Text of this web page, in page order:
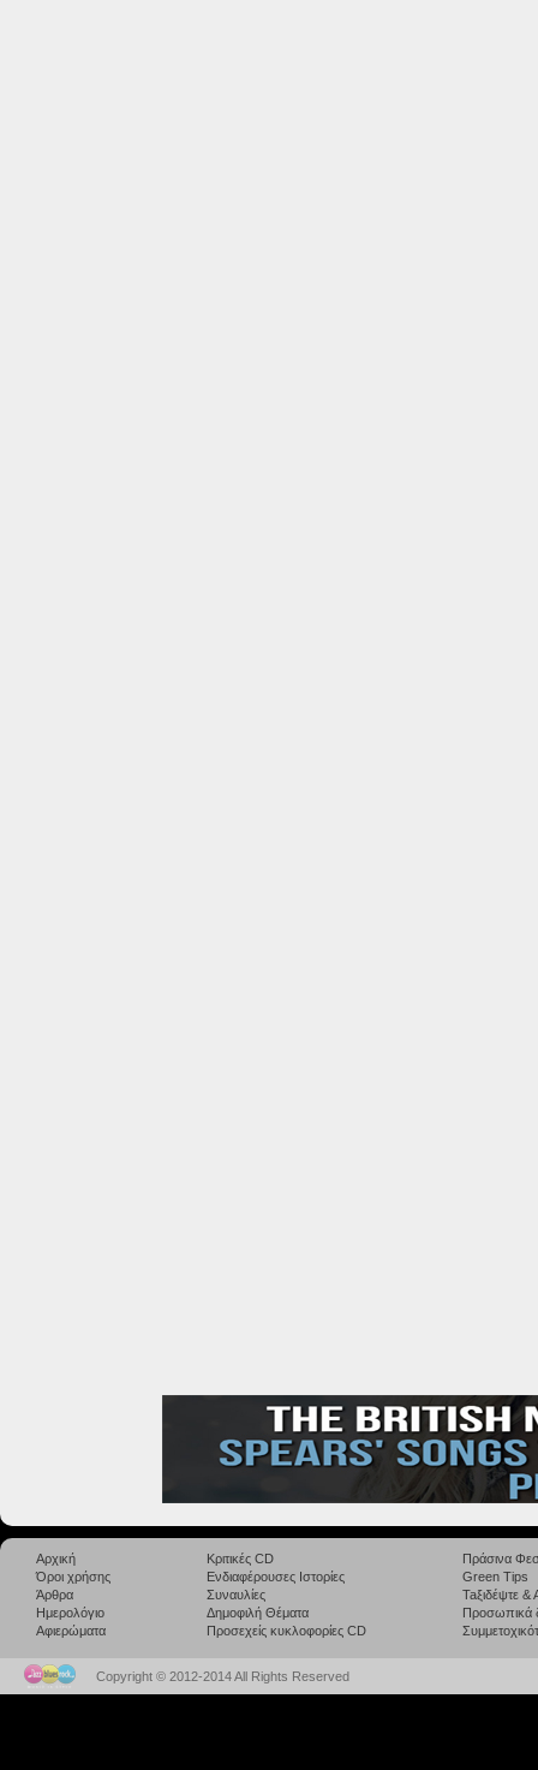
Αρχική
Όροι χρήσης
Άρθρα
Ημερολόγιο
Αφιερώματα
Κριτικές CD
Ενδιαφέρουσες Ιστορίες
Συναυλίες
Δημοφιλή Θέματα
Προσεχείς κυκλοφορίες CD
Πράσινα
Green Tips
Taξιδέψτε
Προσωπικά
Copyright © 2012-2014 All Rights Reserved